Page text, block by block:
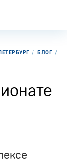
БЛОГ